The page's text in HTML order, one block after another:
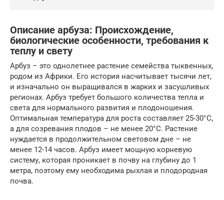
Описание арбуза: Происхождение,
биологические особенности, требования к
теплу и свету
Арбуз – это однолетнее растение семейства тыквенных,
родом из Африки. Его история насчитывает тысячи лет,
и изначально он выращивался в жарких и засушливых
регионах. Арбуз требует большого количества тепла и
света для нормального развития и плодоношения.
Оптимальная температура для роста составляет 25-30°C,
а для созревания плодов – не менее 20°C. Растение
нуждается в продолжительном световом дне – не
менее 12-14 часов. Арбуз имеет мощную корневую
систему, которая проникает в почву на глубину до 1
метра, поэтому ему необходима рыхлая и плодородная
почва.